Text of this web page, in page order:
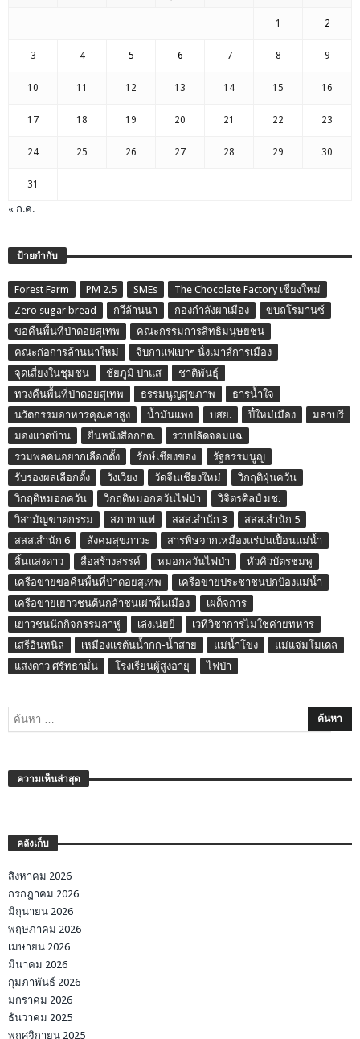
1 2
3 4 5 6 7 8 9
10 11 12 13 14 15 16
17 18 19 20 21 22 23
24 25 26 27 28 29 30
31
« ก.ค.
ป้ายกำกับ
Forest Farm PM 2.5 SMEs
The Chocolate Factory เชียงใหม่
Zero sugar bread
กวีล้านนา กองกำลังผาเมือง
ขบถโรมานซ์
ขอคืนพื้นที่ป่าดอยสุเทพ
คณะกรรมการสิทธิมนุษยชน
คณะก่อการล้านนาใหม่
จิบกาแฟเบาๆ นั่งเมาส์การเมือง
จุดเสี่ยงในชุมชน
ชัยภูมิ ป่าแส
ชาติพันธุ์
ทวงคืนพื้นที่ป่าดอยสุเทพ
ธรรมนูญสุขภาพ
ธารน้ำใจ
นวัตกรรมอาหารคุณค่าสูง
น้ำมันแพง บสย. ปี๋ใหม่เมือง
มลาบรี
มองแวดบ้าน
ยื่นหนังสือกกต.
รวบปลัดจอมแฉ
รวมพลคนอยากเลือกตั้ง
รักษ์เชียงของ
รัฐธรรมนูญ
รับรองผลเลือกตั้ง
วังเวียง วัดจีนเชียงใหม่
วิกฤติฝุ่นควัน
วิกฤติหมอกควัน
วิกฤติหมอกควันไฟป่า
วิจิตรศิลป์ มช.
วิสามัญฆาตกรรม
สภากาแฟ สสส.สำนัก 3
สสส.สำนัก 5
สสส.สำนัก 6
สังคมสุขภาวะ
สารพิษจากเหมืองแร่ปนเปื้อนแม่น้ำ
สิ้นแสงดาว
สื่อสร้างสรรค์ หมอกควันไฟป่า
หัวคิวบัตรชมพู
เครือข่ายขอคืนพื้นที่ป่าดอยสุเทพ
เครือข่ายประชาชนปกป้องแม่น้ำ
เครือข่ายเยาวชนต้นกล้าชนเผ่าพื้นเมือง
เผด็จการ
เยาวชนนักกิจกรรมลาหู่
เล่งเน่ยยี่
เวทีวิชาการไม่ใช่ค่ายทหาร
เสรีอินทนิล
เหมืองแร่ต้นน้ำกก-น้ำสาย แม่น้ำโขง
แม่แจ่มโมเดล
แสงดาว ศรัทธามั่น
โรงเรียนผู้สูงอายุ ไฟป่า
ความเห็นล่าสุด
คลังเก็บ
สิงหาคม 2026
กรกฎาคม 2026
มิถุนายน 2026
พฤษภาคม 2026
เมษายน 2026
มีนาคม 2026
กุมภาพันธ์ 2026
มกราคม 2026
ธันวาคม 2025
พฤศจิกายน 2025